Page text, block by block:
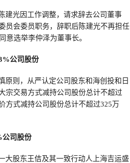
建光因工作调整，请求辞去公司董事
员会委员职务，辞职后陈建光不再担任
意选举李仲泽为董事长。
公司股份
原则，从严认定公司股东和海创投和日
宗交易方式减持公司股份总计不超过
方式减持公司股份总计不超过325万
公司股份
大股东王佶及其一致行动人上海吉运盛